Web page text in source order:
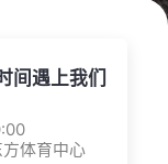
间遇上我们
体育中心